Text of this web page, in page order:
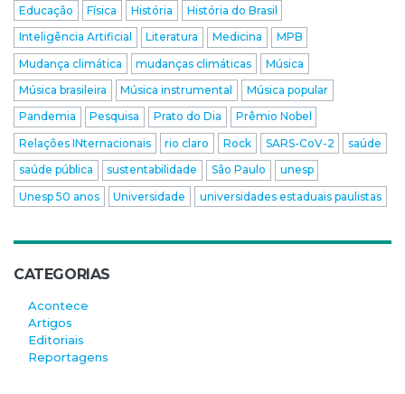
Educação
Física História
História do Brasil
Inteligência Artificial
Literatura Medicina
MPB
Mudança climática
mudanças climáticas
Música
Música brasileira
Música instrumental
Música popular
Pandemia
Pesquisa Prato do Dia
Prêmio Nobel
Relações INternacionais
rio claro Rock SARS-CoV-2
saúde
saúde pública
sustentabilidade São Paulo
unesp
Unesp 50 anos
Universidade universidades estaduais paulistas
CATEGORIAS
Acontece
Artigos
Editoriais
Reportagens